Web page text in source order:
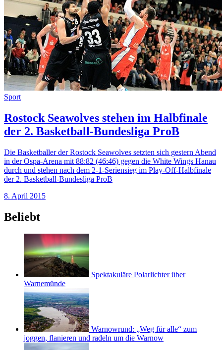
Sport
Rostock Seawolves stehen im Halbfinale
der 2. Basketball-Bundesliga ProB
Die Basketballer der Rostock Seawolves setzten sich gestern Abend
in der Ospa-Arena mit 88:82 (46:46) gegen die White Wings Hanau
durch und stehen nach dem 2-1-Seriensieg im Play-Off-Halbfinale
der 2. Basketball-Bundesliga ProB
8. April 2015
Beliebt
Spektakuläre Polarlichter über
Warnemünde
Warnowrund: „Weg für alle“ zum
joggen, flanieren und radeln um die Warnow